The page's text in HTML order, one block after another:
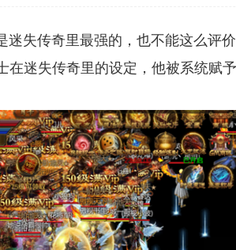
失传奇里最强的，也不能这么评
在迷失传奇里的设定，他被系统赋